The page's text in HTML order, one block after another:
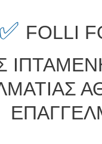
FOLLI